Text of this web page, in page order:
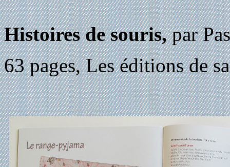
Histoires de souris,par
63 pages, Les éditions de